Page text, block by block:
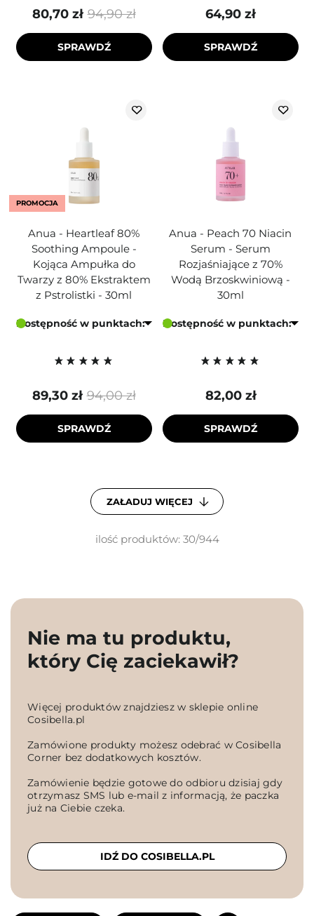
94,90 zł
80,70 zł
SPRAWDŹ
64,90 zł
SPRAWDŹ
PROMOCJA
Anua - Heartleaf 80%
Soothing Ampoule -
Kojąca Ampułka do
Twarzy z 80% Ekstraktem
z Pstrolistki - 30ml
Dostępność w punktach:
94,00 zł
89,30 zł
SPRAWDŹ
Anua - Peach 70 Niacin
Serum - Serum
Rozjaśniające z 70%
Wodą Brzoskwiniową -
30ml
Dostępność w punktach:
82,00 zł
SPRAWDŹ
ZAŁADUJ WIĘCEJ
ilość produktów: 30/944
Nie ma tu produktu,
który Cię zaciekawił?
Więcej produktów znajdziesz w sklepie online
Cosibella.pl
Zamówione produkty możesz odebrać w Cosibella
Corner bez dodatkowych kosztów.
Zamówienie będzie gotowe do odbioru dzisiaj gdy
otrzymasz SMS lub e-mail z informacją, że paczka
już na Ciebie czeka.
IDŹ DO COSIBELLA.PL